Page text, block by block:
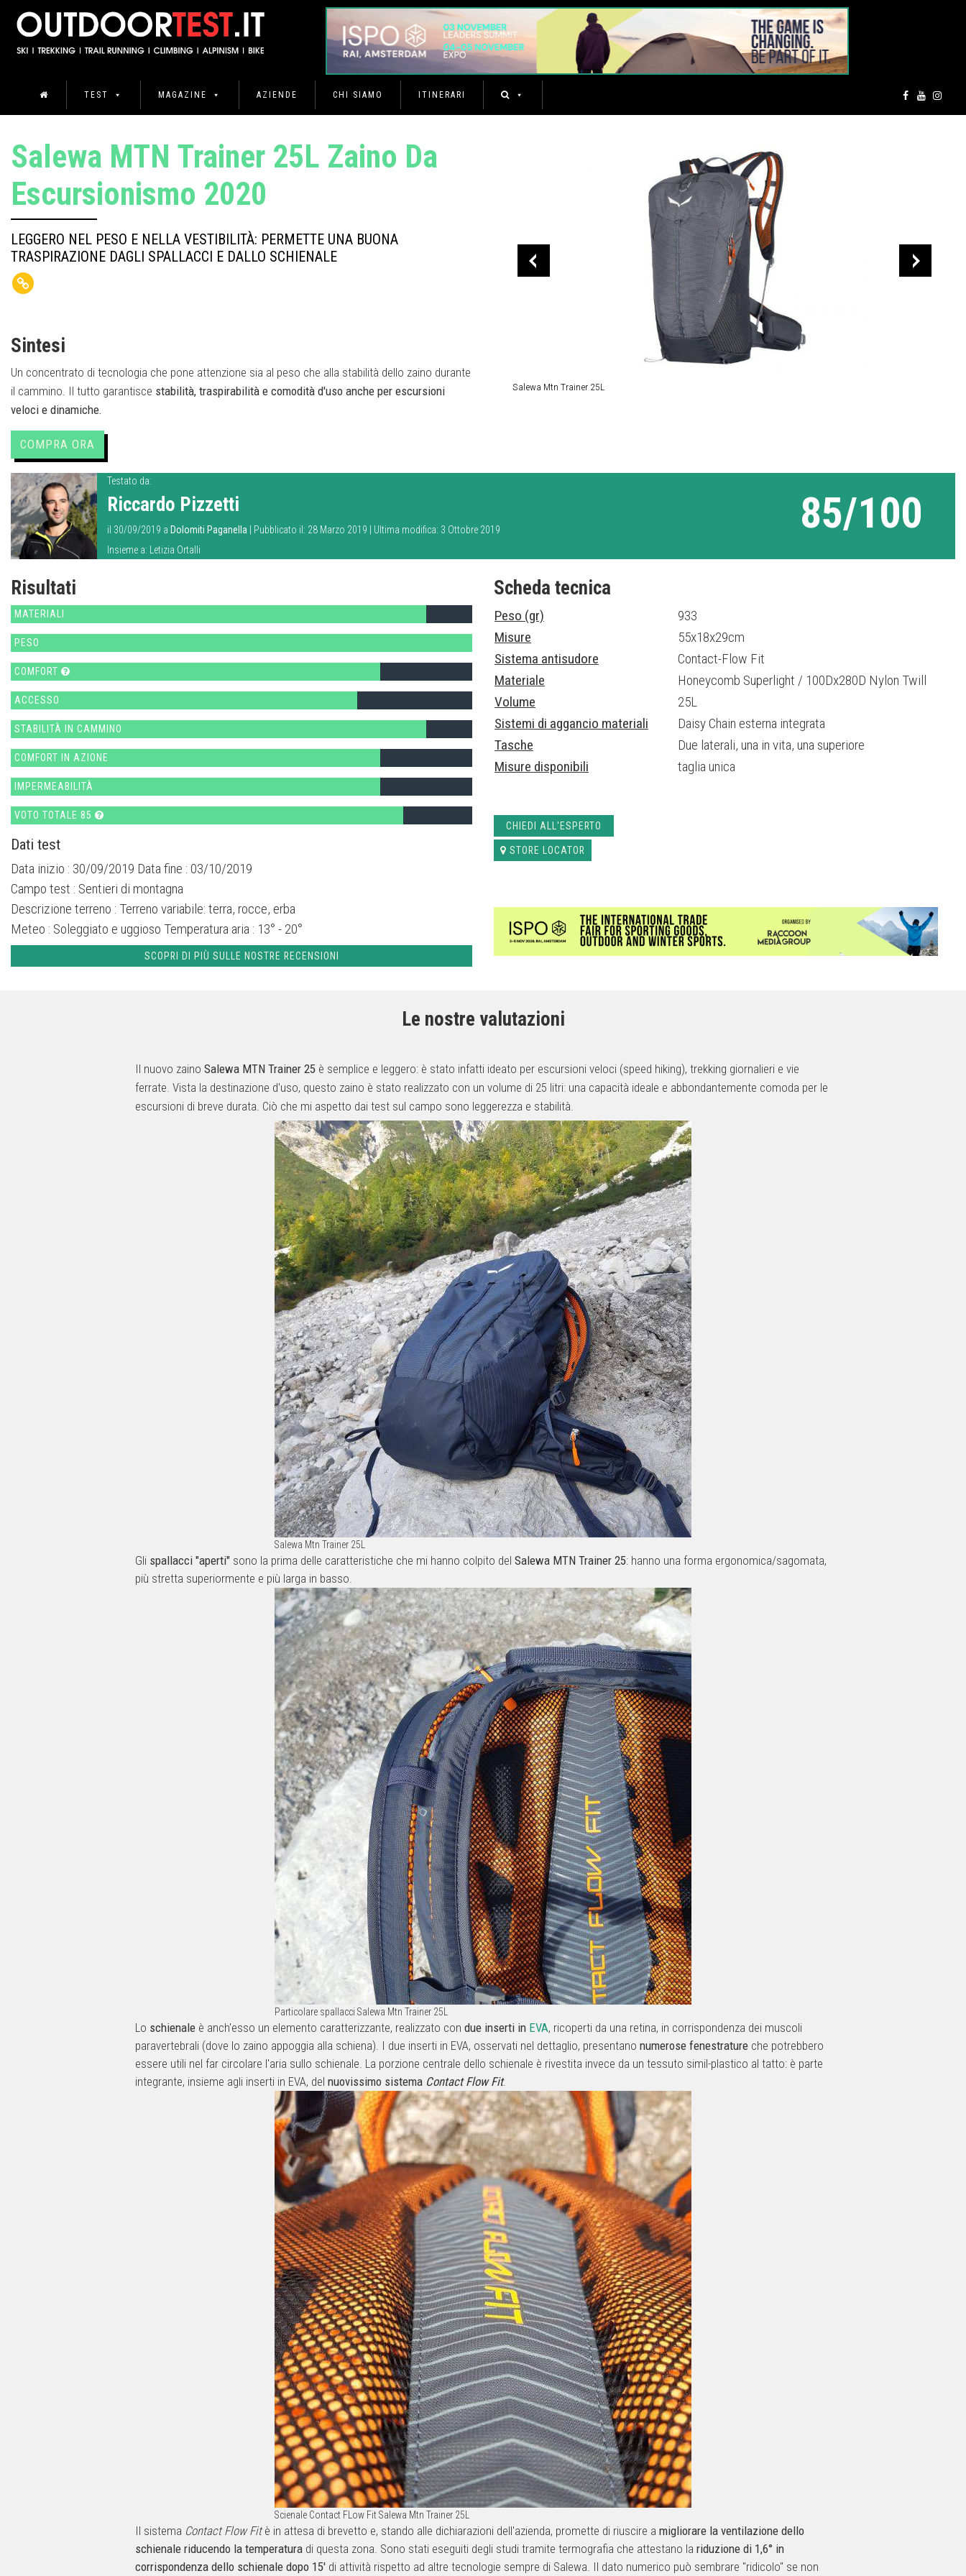
TEST MAGAZINE AZIENDE CHI SIAMO ITINERARI
Salewa Mtn Trainer 25L
Salewa MTN Trainer 25L Zaino Da
Escursionismo 2020
LEGGERO NEL PESO E NELLA VESTIBILITÀ: PERMETTE UNA BUONA
TRASPIRAZIONE DAGLI SPALLACCI E DALLO SCHIENALE
Sintesi
Un concentrato di tecnologia che pone attenzione sia al peso che alla stabilità dello zaino durante
il cammino. Il tutto garantisce stabilità, traspirabilità e comodità d'uso anche per escursioni
veloci e dinamiche.
COMPRA ORA
Testato da:
Riccardo Pizzetti
il 30/09/2019 a Dolomiti Paganella | Pubblicato il: 28 Marzo 2019 | Ultima modifica: 3 Ottobre 2019
Insieme a:
Letizia Ortalli
85/100
Risultati
MATERIALI
PESO
COMFORT
ACCESSO
STABILITÀ IN CAMMINO
COMFORT IN AZIONE
IMPERMEABILITÀ
VOTO TOTALE 85
Dati test
Data inizio : 30/09/2019 Data fine : 03/10/2019
Campo test : Sentieri di montagna
Descrizione terreno : Terreno variabile: terra, rocce, erba
Meteo : Soleggiato e uggioso Temperatura aria : 13° - 20°
SCOPRI DI PIÙ SULLE NOSTRE RECENSIONI
Scheda tecnica
Peso (gr)
933
Misure
55x18x29cm
Sistema antisudore
Contact-Flow Fit
Materiale
Honeycomb Superlight / 100Dx280D Nylon Twill
Volume
25L
Sistemi di aggancio materiali
Daisy Chain esterna integrata
Tasche
Due laterali, una in vita, una superiore
Misure disponibili
taglia unica
CHIEDI ALL'ESPERTO
STORE LOCATOR
Le nostre valutazioni
Il nuovo zaino Salewa MTN Trainer 25 è semplice e leggero: è stato infatti ideato per escursioni veloci (speed hiking), trekking giornalieri e vie
ferrate. Vista la destinazione d'uso, questo zaino è stato realizzato con un volume di 25 litri: una capacità ideale e abbondantemente comoda per le
escursioni di breve durata. Ciò che mi aspetto dai test sul campo sono leggerezza e stabilità.
Salewa Mtn Trainer 25L
Gli spallacci "aperti" sono la prima delle caratteristiche che mi hanno colpito del Salewa MTN Trainer 25: hanno una forma ergonomica/sagomata,
più stretta superiormente e più larga in basso.
Particolare spallacci Salewa Mtn Trainer 25L
Lo schienale è anch'esso un elemento caratterizzante, realizzato con due inserti in EVA, ricoperti da una retina, in corrispondenza dei muscoli
paravertebrali (dove lo zaino appoggia alla schiena). I due inserti in EVA, osservati nel dettaglio, presentano numerose fenestrature che potrebbero
essere utili nel far circolare l'aria sullo schienale. La porzione centrale dello schienale è rivestita invece da un tessuto simil-plastico al tatto: è parte
integrante, insieme agli inserti in EVA, del nuovissimo sistema Contact Flow Fit.
Scienale Contact FLow Fit Salewa Mtn Trainer 25L
Il sistema Contact Flow Fitè in attesa di brevetto e, stando alle dichiarazioni dell'azienda, promette di riuscire a migliorare la ventilazione dello
schienale riducendo la temperatura di questa zona. Sono stati eseguiti degli studi tramite termografia che attestano la riduzione di 1,6° in
corrispondenza dello schienale dopo 15' di attività rispetto ad altre tecnologie sempre di Salewa. Il dato numerico può sembrare "ridicolo" se non